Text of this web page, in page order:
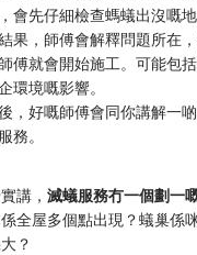
會先仔細檢查螞蟻出沒嘅
果，師傅會解釋問題所在
傅就會開始施工。可能包
環境嘅影響。
，好嘅師傅會同你講解一啲​
務。
講，​ 滅蟻服務冇一個劃一
全屋多個點出現？蟻巢係
？